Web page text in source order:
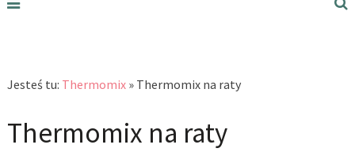
Jesteś tu: Thermomix» Thermomix na raty
Thermomix na raty